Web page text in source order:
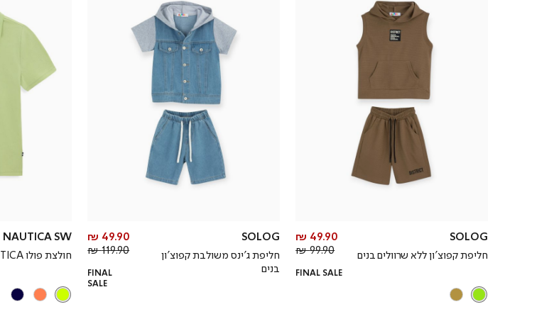
SOLOG
חליפת קפוצ’ון ללא שרוולים בנים
מחיר
מוצר
49.90 ₪
מחיר
99.90 ₪
FINAL SALE
SOLOG
חליפת ג’ינס משולבת קפוצ’ון
בנים
מחיר
מוצר
49.90 ₪
מחיר
119.90 ₪
FINAL
SALE
NAUTICA SW
חולצת פולו NAUTICA לילדים